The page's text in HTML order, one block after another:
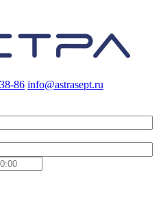
86 info@astrasept.ru